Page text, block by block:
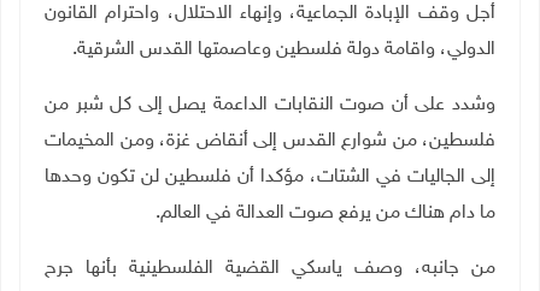
أجل وقف الإبادة الجماعية، وإنهاء الاحتلال، واحترام القانون
الدولي، واقامة دولة فلسطين وعاصمتها القدس الشرقية.
وشدد على أن صوت النقابات الداعمة يصل إلى كل شبر من
فلسطين، من شوارع القدس إلى أنقاض غزة، ومن المخيمات
إلى الجاليات في الشتات، مؤكدا أن فلسطين لن تكون وحدها
ما دام هناك من يرفع صوت العدالة في العالم.
من جانبه، وصف ياسكي القضية الفلسطينية بأنها جرح